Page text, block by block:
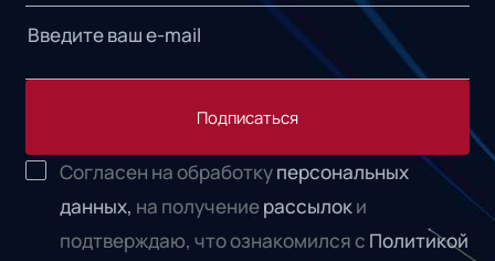
Подписаться
Согласен на обработкуперсональных
данных, на получениерассылоки
подтверждаю, что ознакомился с Политикой